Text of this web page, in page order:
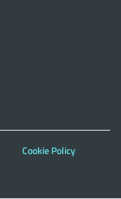
Cookie Policy